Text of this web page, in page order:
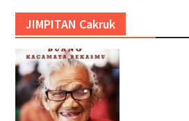
JIMPITAN Cakruk